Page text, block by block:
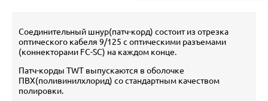
Соединительный шнур(патч-корд) состоит из отрезка
оптического кабеля 9/125 c оптическими разъемами
(коннекторами FC-SC) на каждом конце.
Патч-корды TWT выпускаются в оболочке
ПВХ(поливинилхлорид) со стандартным качеством
полировки.